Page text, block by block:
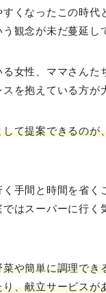
くなったこの時代
観念が未だ蔓延し
女性、ママさんた
を抱えている方が
して提案できるのが
手間と時間を省く
はスーパーに行く
菜や簡単に調理でき
、献立サービスが